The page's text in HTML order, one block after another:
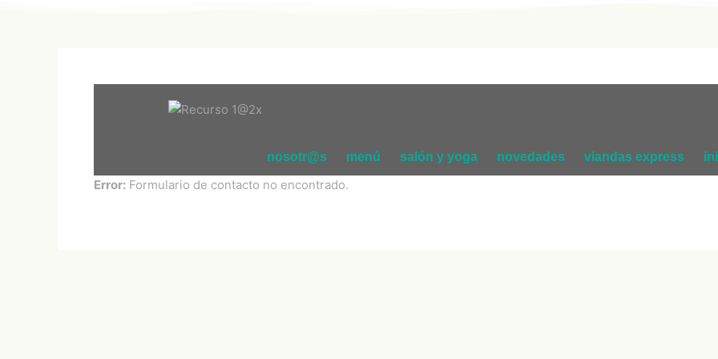
nosotr@s menú salón y yoga novedades viandas express
Error: Formulario de contacto no encontrado.